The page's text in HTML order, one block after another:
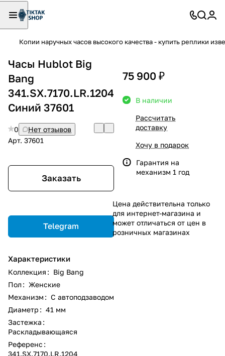
Копии наручных часов высокого качества - купить реплики
Часы Hublot Big
Bang
341.SX.7170.LR.1204
Синий 37601
0
Нет отзывов
Арт. 37601
Заказать
Telegram
Характеристики
Коллекция : Big Bang
Пол : Женские
Механизм : С автоподзаводом
Диаметр : 41 мм
Застежка :
Раскладывающаяся
Референс :
341.SX.7170.LR.1204
75 900 ₽
В наличии
Рассчитать
доставку
Хочу в подарок
Гарантия на
механизм 1 год
Цена действительна только
для интернет-магазина и
может отличаться от цен в
розничных магазинах